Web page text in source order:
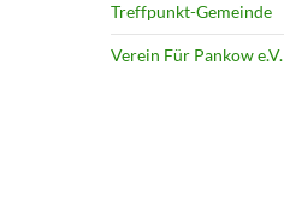
Treffpunkt-Gemeinde
Verein Für Pankow e.V.